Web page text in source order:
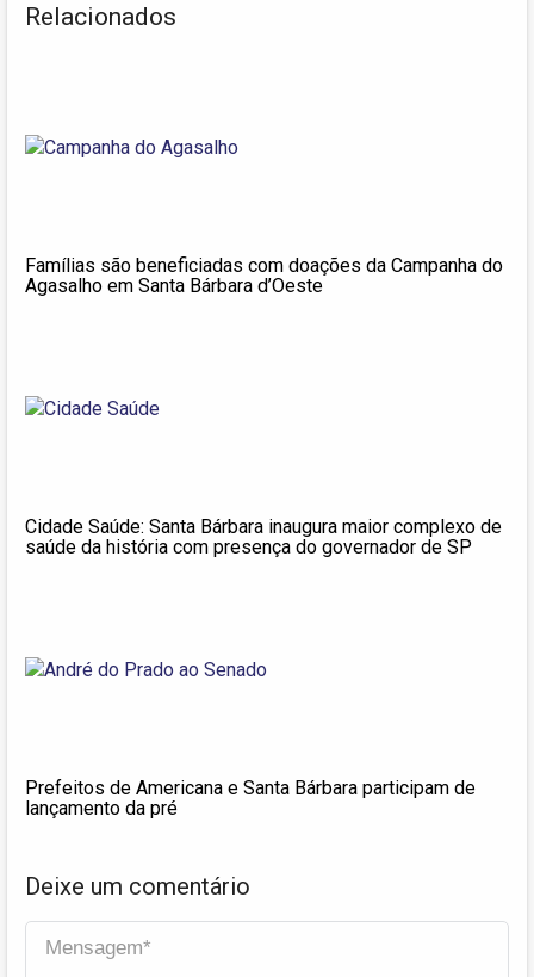
Relacionados
Famílias são beneficiadas com doações da Campanha do
Agasalho em Santa Bárbara d’Oeste
Cidade Saúde: Santa Bárbara inaugura maior complexo de
saúde da história com presença do governador de SP
Prefeitos de Americana e Santa Bárbara participam de
lançamento da pré
Deixe um comentário